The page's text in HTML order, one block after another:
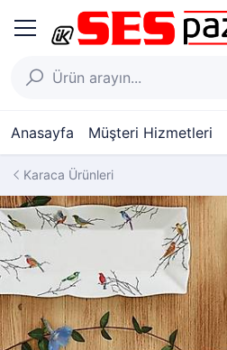
Anasayfa Müşteri Hizmetleri
Karaca Ürünleri